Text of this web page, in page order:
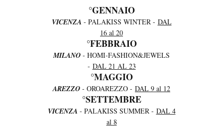
°GENNAIO
VICENZA- PALAKISS WINTER - DAL
16 al 20
°FEBBRAIO
MILANO - HOMI-FASHION&JEWELS
- DAL 21 AL 23
°MAGGIO
AREZZO - OROAREZZO - DAL 9 al 12
°SETTEMBRE
VICENZA- PALAKISS SUMMER - DAL 4
al 8